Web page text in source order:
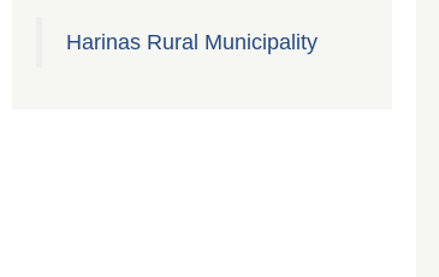
Harinas Rural Municipality